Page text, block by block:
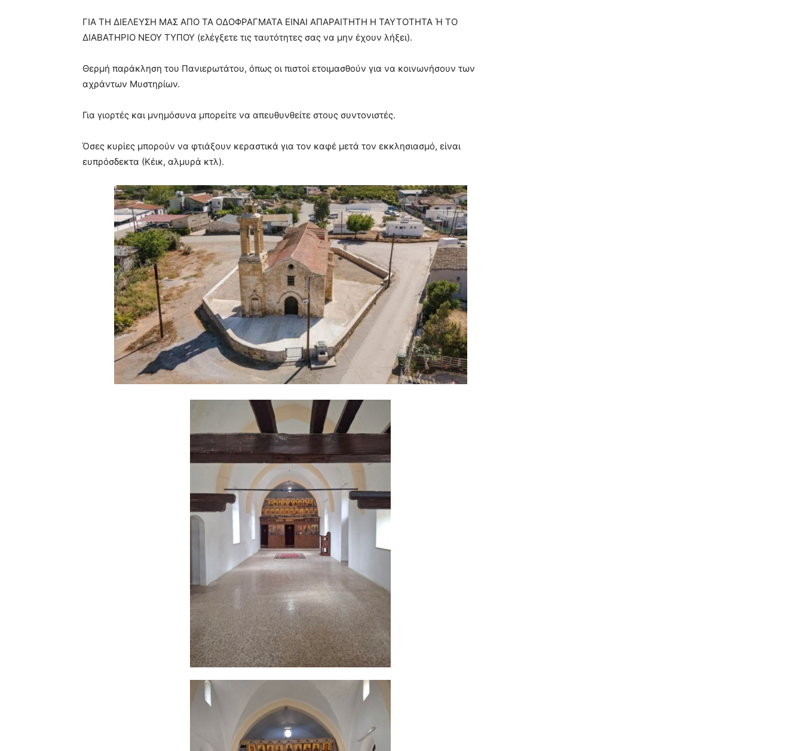
ΓΙΑ ΤΗ ΔΙΕΛΕΥΣΗ ΜΑΣ ΑΠΟ ΤΑ ΟΔΟΦΡΑΓΜΑΤΑ ΕΙΝΑΙ ΑΠΑΡΑΙΤΗΤΗ Η ΤΑΥΤΟΤΗΤΑ Ή ΤΟ
ΔΙΑΒΑΤΗΡΙΟ ΝΕΟΥ ΤΥΠΟΥ (ελέγξετε τις ταυτότητες σας να μην έχουν λήξει).
Θερμή παράκληση του Πανιερωτάτου, όπως οι πιστοί ετοιμασθούν για να κοινωνήσουν των
αχράντων Μυστηρίων.
Για γιορτές και μνημόσυνα μπορείτε να απευθυνθείτε στους συντονιστές.
Όσες κυρίες μπορούν να φτιάξουν κεραστικά για τον καφέ μετά τον εκκλησιασμό, είναι
ευπρόσδεκτα (Κέικ, αλμυρά κτλ).